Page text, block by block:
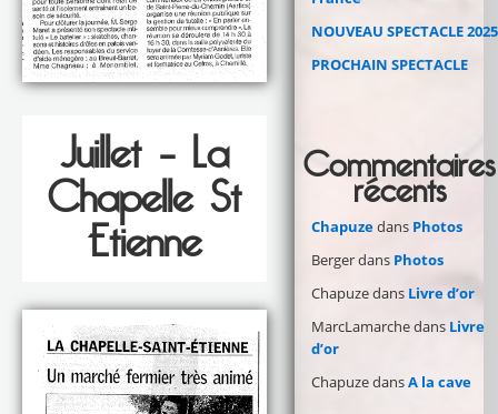
Juillet – La
Chapelle St
Etienne
NOUVEAU SPECTACLE 2025
PROCHAIN SPECTACLE
Commentaires
récents
Chapuzedans Photos
Bergerdans Photos
Chapuzedans Livre d’or
MarcLamarchedans Livre
d’or
ChapuzedansA la cave